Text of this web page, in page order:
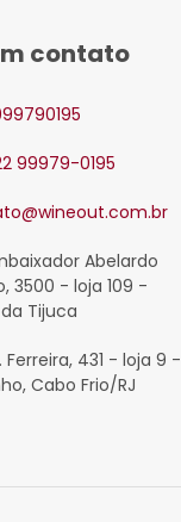
contato
99979-0195
Abelardo
3500 - loja 109 -
Tijuca
Ferreira, 431 - loja 9 -
Cabo Frio/RJ